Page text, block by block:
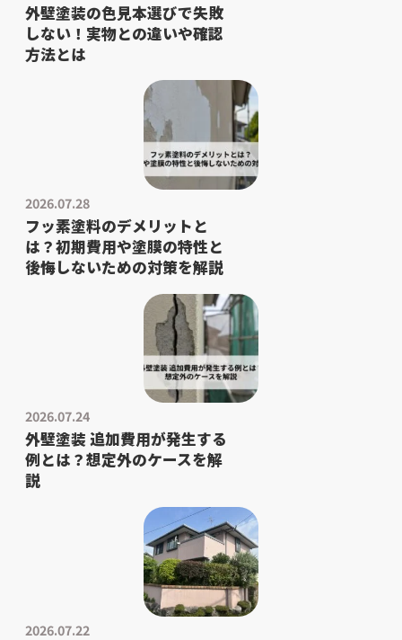
外壁塗装の色見本選びで失敗
しない！実物との違いや確認
方法とは
2026.07.28
フッ素塗料のデメリットと
は？初期費用や塗膜の特性と
後悔しないための対策を解説
2026.07.24
外壁塗装 追加費用が発生する
例とは？想定外のケースを解
説
2026.07.22